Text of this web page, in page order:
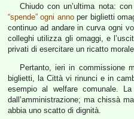
Chiudo con un’ultima nota:
“spende” ogni annoper biglietti
continuo ad andare in curva ogni
colleghi utilizza gli omaggi, e
privati di esercitare un ricatto
Pertanto, ieri in commissione
biglietti, la Città vi rinunci e in
esempio al welfare comunale.
dall’amministrazione; ma chissà
abbia uno scatto di dignità.